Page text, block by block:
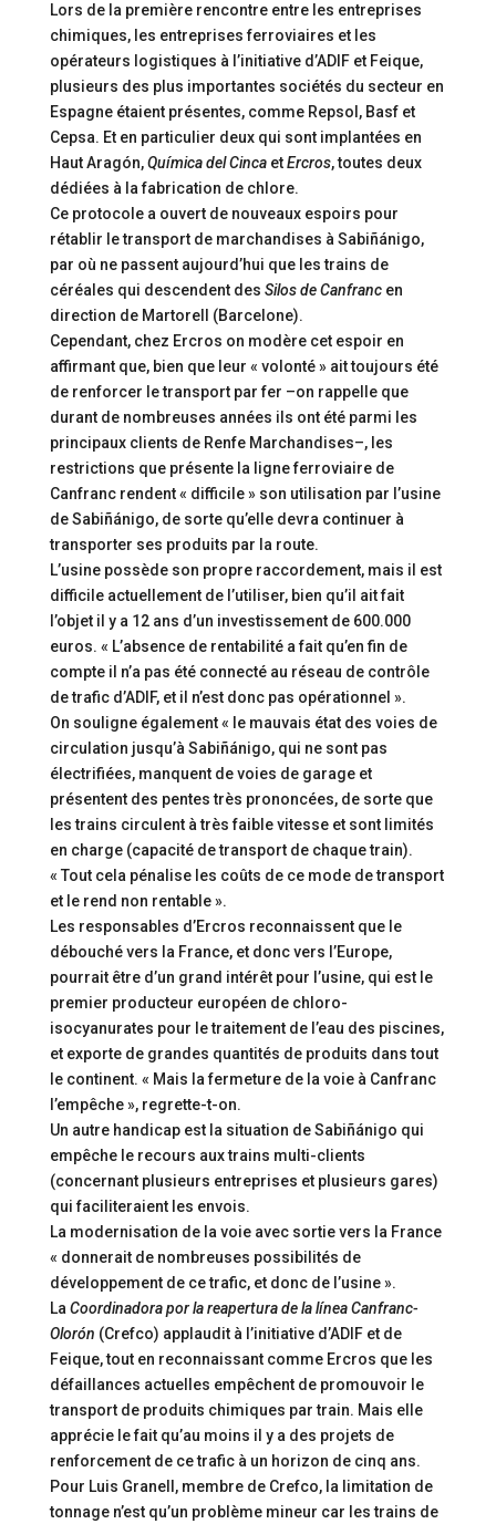
Lors de la première rencontre entre les entreprises
chimiques, les entreprises ferroviaires et les
opérateurs logistiques à l’initiative d’ADIF et Feique,
plusieurs des plus importantes sociétés du secteur en
Espagne étaient présentes, comme Repsol, Basf et
Cepsa. Et en particulier deux qui sont implantées en
Haut Aragón,Química del CincaetErcros, toutes deux
dédiées à la fabrication de chlore.
Ce protocole a ouvert de nouveaux espoirs pour
rétablir le transport de marchandises à Sabiñánigo,
par où ne passent aujourd’hui que les trains de
céréales qui descendent des Silos de Canfrancen
direction de Martorell (Barcelone).
Cependant, chez Ercros on modère cet espoir en
affirmant que, bien que leur « volonté » ait toujours été
de renforcer le transport par fer –on rappelle que
durant de nombreuses années ils ont été parmi les
principaux clients de Renfe Marchandises–, les
restrictions que présente la ligne ferroviaire de
Canfranc rendent « difficile » son utilisation par l’usine
de Sabiñánigo, de sorte qu’elle devra continuer à
transporter ses produits par la route.
L’usine possède son propre raccordement, mais il est
difficile actuellement de l’utiliser, bien qu’il ait fait
l’objet il y a 12 ans d’un investissement de 600.000
euros. « L’absence de rentabilité a fait qu’en fin de
compte il n’a pas été connecté au réseau de contrôle
de trafic d’ADIF, et il n’est donc pas opérationnel ».
On souligne également « le mauvais état des voies de
circulation jusqu’à Sabiñánigo, qui ne sont pas
électrifiées, manquent de voies de garage et
présentent des pentes très prononcées, de sorte que
les trains circulent à très faible vitesse et sont limités
en charge (capacité de transport de chaque train).
« Tout cela pénalise les coûts de ce mode de transport
et le rend non rentable ».
Les responsables d’Ercros reconnaissent que le
débouché vers la France, et donc vers l’Europe,
pourrait être d’un grand intérêt pour l’usine, qui est le
premier producteur européen de chloro-
isocyanurates pour le traitement de l’eau des piscines,
et exporte de grandes quantités de produits dans tout
le continent. « Mais la fermeture de la voie à Canfranc
l’empêche », regrette-t-on.
Un autre handicap est la situation de Sabiñánigo qui
empêche le recours aux trains multi-clients
(concernant plusieurs entreprises et plusieurs gares)
qui faciliteraient les envois.
La modernisation de la voie avec sortie vers la France
« donnerait de nombreuses possibilités de
développement de ce trafic, et donc de l’usine ».
La Coordinadora por la reapertura de la línea Canfranc-
Olorón (Crefco) applaudit à l’initiative d’ADIF et de
Feique, tout en reconnaissant comme Ercros que les
défaillances actuelles empêchent de promouvoir le
transport de produits chimiques par train. Mais elle
apprécie le fait qu’au moins il y a des projets de
renforcement de ce trafic à un horizon de cinq ans.
Pour Luis Granell, membre de Crefco, la limitation de
tonnage n’est qu’un problème mineur car les trains de